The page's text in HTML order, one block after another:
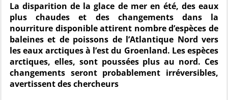
La disparition de la glace de mer en été, des eaux
plus chaudes et des changements dans la
nourriture disponible attirent nombre d’espèces de
baleines et de poissons de l’Atlantique Nord vers
les eaux arctiques à l’est du Groenland. Les espèces
arctiques, elles, sont poussées plus au nord. Ces
changements seront probablement irréversibles,
avertissent des chercheurs